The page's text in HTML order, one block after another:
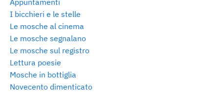
Appuntamenti
I bicchieri e le stelle
Le mosche al cinema
Le mosche segnalano
Le mosche sul registro
Lettura poesie
Mosche in bottiglia
Novecento dimenticato